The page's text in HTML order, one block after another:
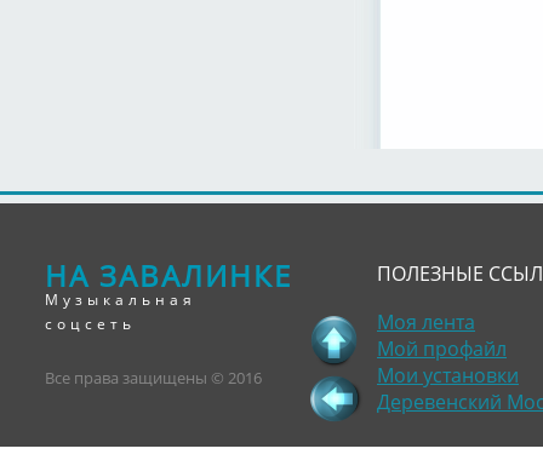
НА ЗАВАЛИНКЕ
Музыкальная
соцсеть
Все права защищены © 2016
ПОЛЕЗНЫЕ
Моя лента
Мой профайл
Мои установки
Деревенский